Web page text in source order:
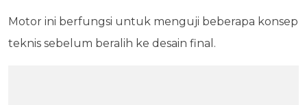
Motor ini berfungsi untuk menguji beberapa konsep
teknis sebelum beralih ke desain final.